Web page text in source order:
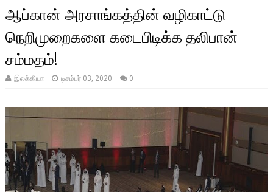
ஆப்கான் அரசாங்கத்தின் வழிகாட்டு
நெறிமுறைகளை கடைபிடிக்க தலிபான்
சம்மதம்!
இலக்கியா டிசம்பர் 03, 2020 0